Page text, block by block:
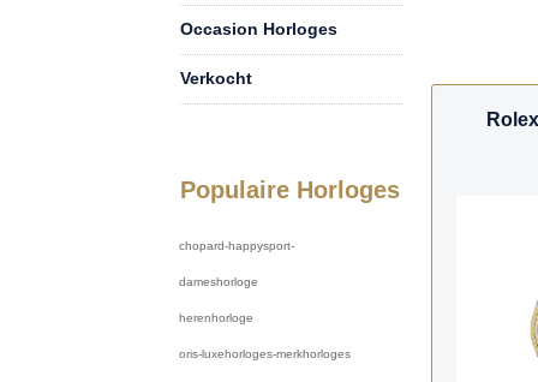
Occasion Horloges
Verkocht
Populaire Horloges
chopard-happysport-
dameshorloge
herenhorloge
oris-luxehorloges-merkhorloges